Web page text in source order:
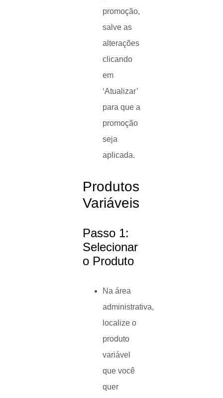
promoção,
salve as
alterações
clicando
em
‘Atualizar’
para que a
promoção
seja
aplicada.
Produtos
Variáveis
Passo 1:
Selecionar
o Produto
Na área
administrativa,
localize o
produto
variável
que você
quer